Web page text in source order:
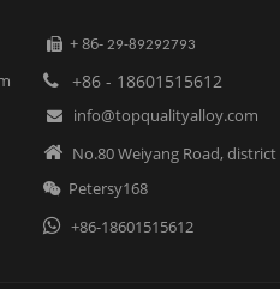
 + 86- 29-89292793
 +86 - 18601515612
 info@topqualityalloy.com
 No.80 Weiyang Road,
 Petersy168
 +86-18601515612